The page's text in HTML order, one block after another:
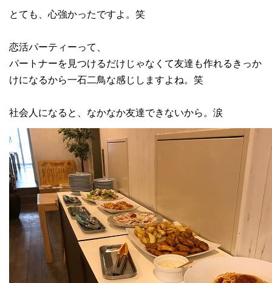
とても、心強かったですよ。笑
恋活パーティーって、
パートナーを見つけるだけじゃなくて友達も作れるきっか
けになるから一石二鳥な感じしますよね。笑
社会人になると、なかなか友達できないから。涙